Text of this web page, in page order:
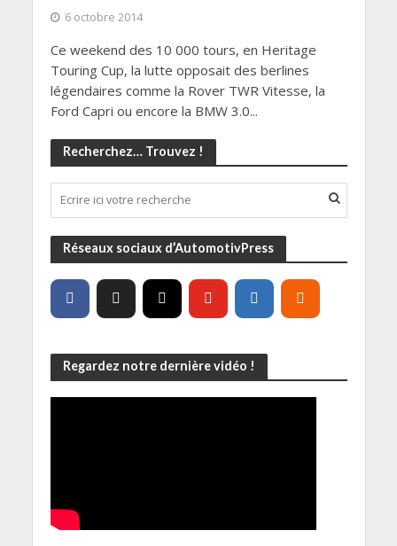
6 octobre 2014
Ce weekend des 10 000 tours, en Heritage
Touring Cup, la lutte opposait des berlines
légendaires comme la Rover TWR Vitesse, la
Ford Capri ou encore la BMW 3.0...
Recherchez… Trouvez !
Réseaux sociaux d’AutomotivPress
Regardez notre dernière vidéo !